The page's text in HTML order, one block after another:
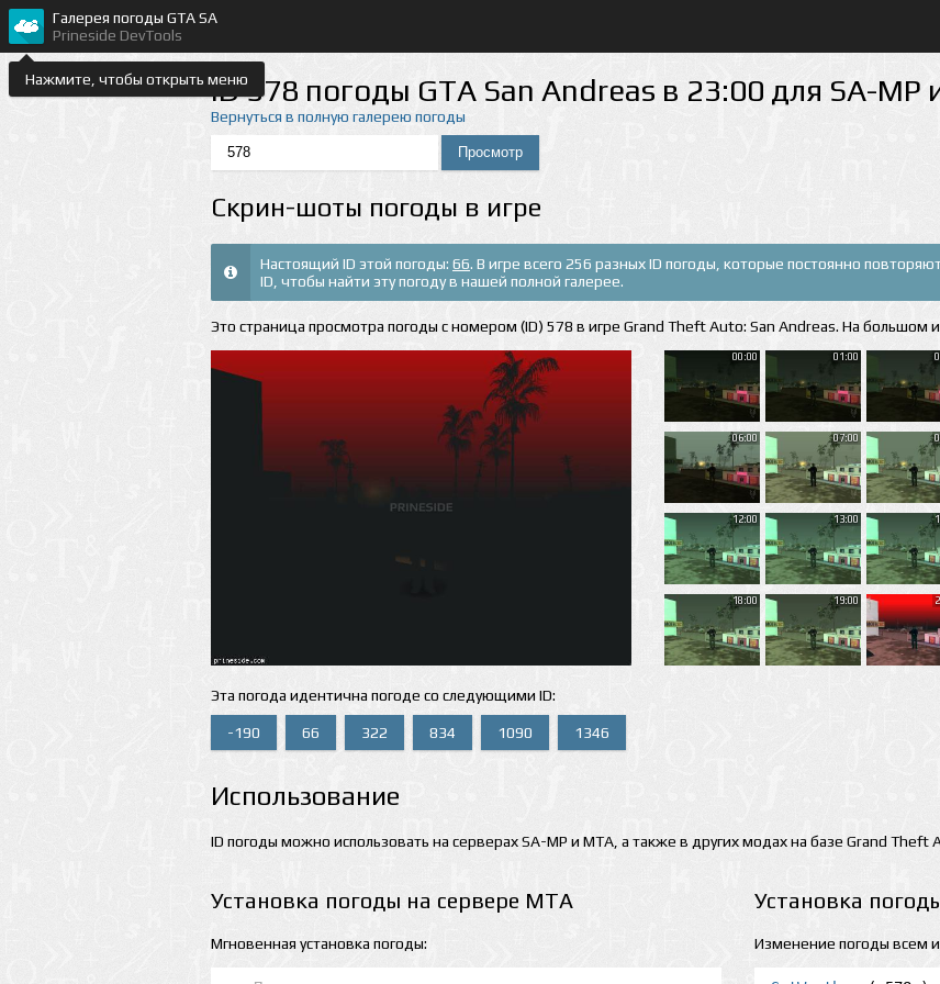
Нажмите, чтобы открыть меню
Галерея погоды GTA SA
Prineside DevTools
ID 578 погоды GTA San Andreas в 23:00 для SA-MP
Вернуться в полную галерею погоды
Скрин-шоты погоды в игре
Настоящий ID этой погоды: 66. В игре всего 256 разных ID погоды, которые постоянно
ID, чтобы найти эту погоду в нашей полной галерее.
Это страница просмотра погоды с номером (ID) 578 в игре Grand Theft Auto: San Andreas. На большом
00:00 01:00
06:00 07:00
12:00 13:00
18:00 19:00
Эта погода идентична погоде со следующими ID:
-190 66 322 834 1090 1346
Использование
ID погоды можно использовать на серверах SA-MP и MTA, а также в других модах на базе Grand Theft
Установка погоды на сервере MTA
Мгновенная установка погоды:
Установка
Изменение погоды всем